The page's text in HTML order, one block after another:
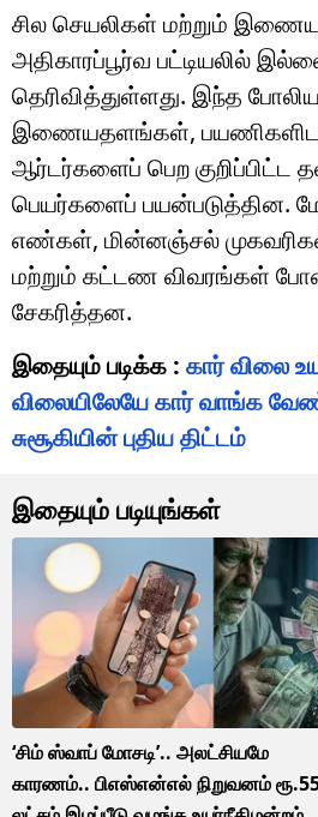
சில செயலிகள் மற்றும்
அதிகாரப்பூர்வ பட்டியலில்
தெரிவித்துள்ளது. இந்த
இணையதளங்கள்,
ஆர்டர்களைப் பெற குறிப்பிட்ட
பெயர்களைப் பயன்படுத்தின.
எண்கள், மின்னஞ்சல்
மற்றும் கட்டண விவரங்கள்
சேகரித்தன.
இதையும் படிக்க : கார் விலை
விலையிலேயே கார் வாங்க
சுசூகியின் புதிய திட்டம்
இதையும் படியுங்கள்
‘சிம் ஸ்வாப் மோசடி’.. அலட்சியமே
காரணம்.. பிஎஸ்என்எல் நிறுவனம்